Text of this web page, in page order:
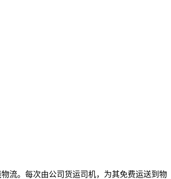
流。每次由公司货运司机，为其免费运送到物